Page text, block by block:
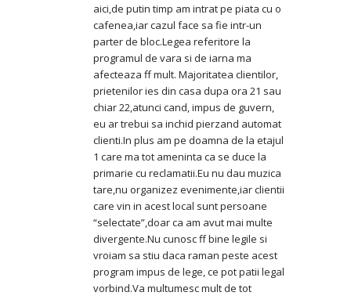
aici,de putin timp am intrat pe piata cu o
cafenea,iar cazul face sa fie intr-un
parter de bloc.Legea referitore la
programul de vara si de iarna ma
afecteaza ff mult. Majoritatea clientilor,
prietenilor ies din casa dupa ora 21 sau
chiar 22,atunci cand, impus de guvern,
eu ar trebui sa inchid pierzand automat
clienti.In plus am pe doamna de la etajul
1 care ma tot ameninta ca se duce la
primarie cu reclamatii.Eu nu dau muzica
tare,nu organizez evenimente,iar clientii
care vin in acest local sunt persoane
“selectate”,doar ca am avut mai multe
divergente.Nu cunosc ff bine legile si
vroiam sa stiu daca raman peste acest
program impus de lege, ce pot patii legal
vorbind.Va multumesc mult de tot